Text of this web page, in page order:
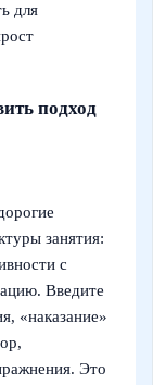
для
подход
занятия:
с
Введите
«наказание»
Это